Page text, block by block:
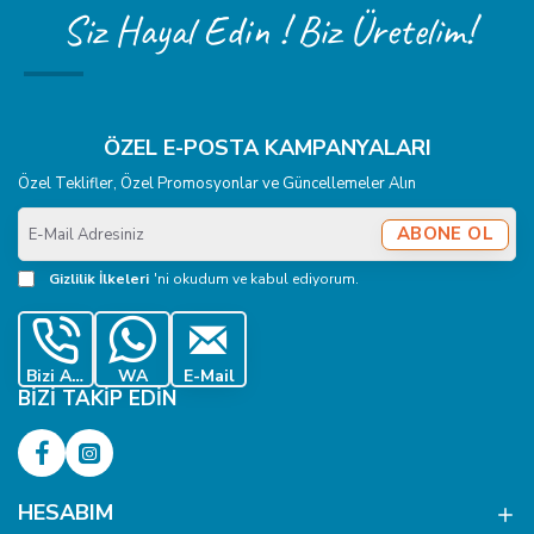
Siz Hayal Edin ! Biz Üretelim!
ÖZEL E-POSTA KAMPANYALARI
Özel Teklifler, Özel Promosyonlar ve Güncellemeler Alın
E-
Mail
Adresiniz
ABONE OL
Gizlilik İlkeleri 'ni okudum ve kabul ediyorum.
Bizi Ara WA E-Mail
BIZI TAKIP EDIN
HESABIM